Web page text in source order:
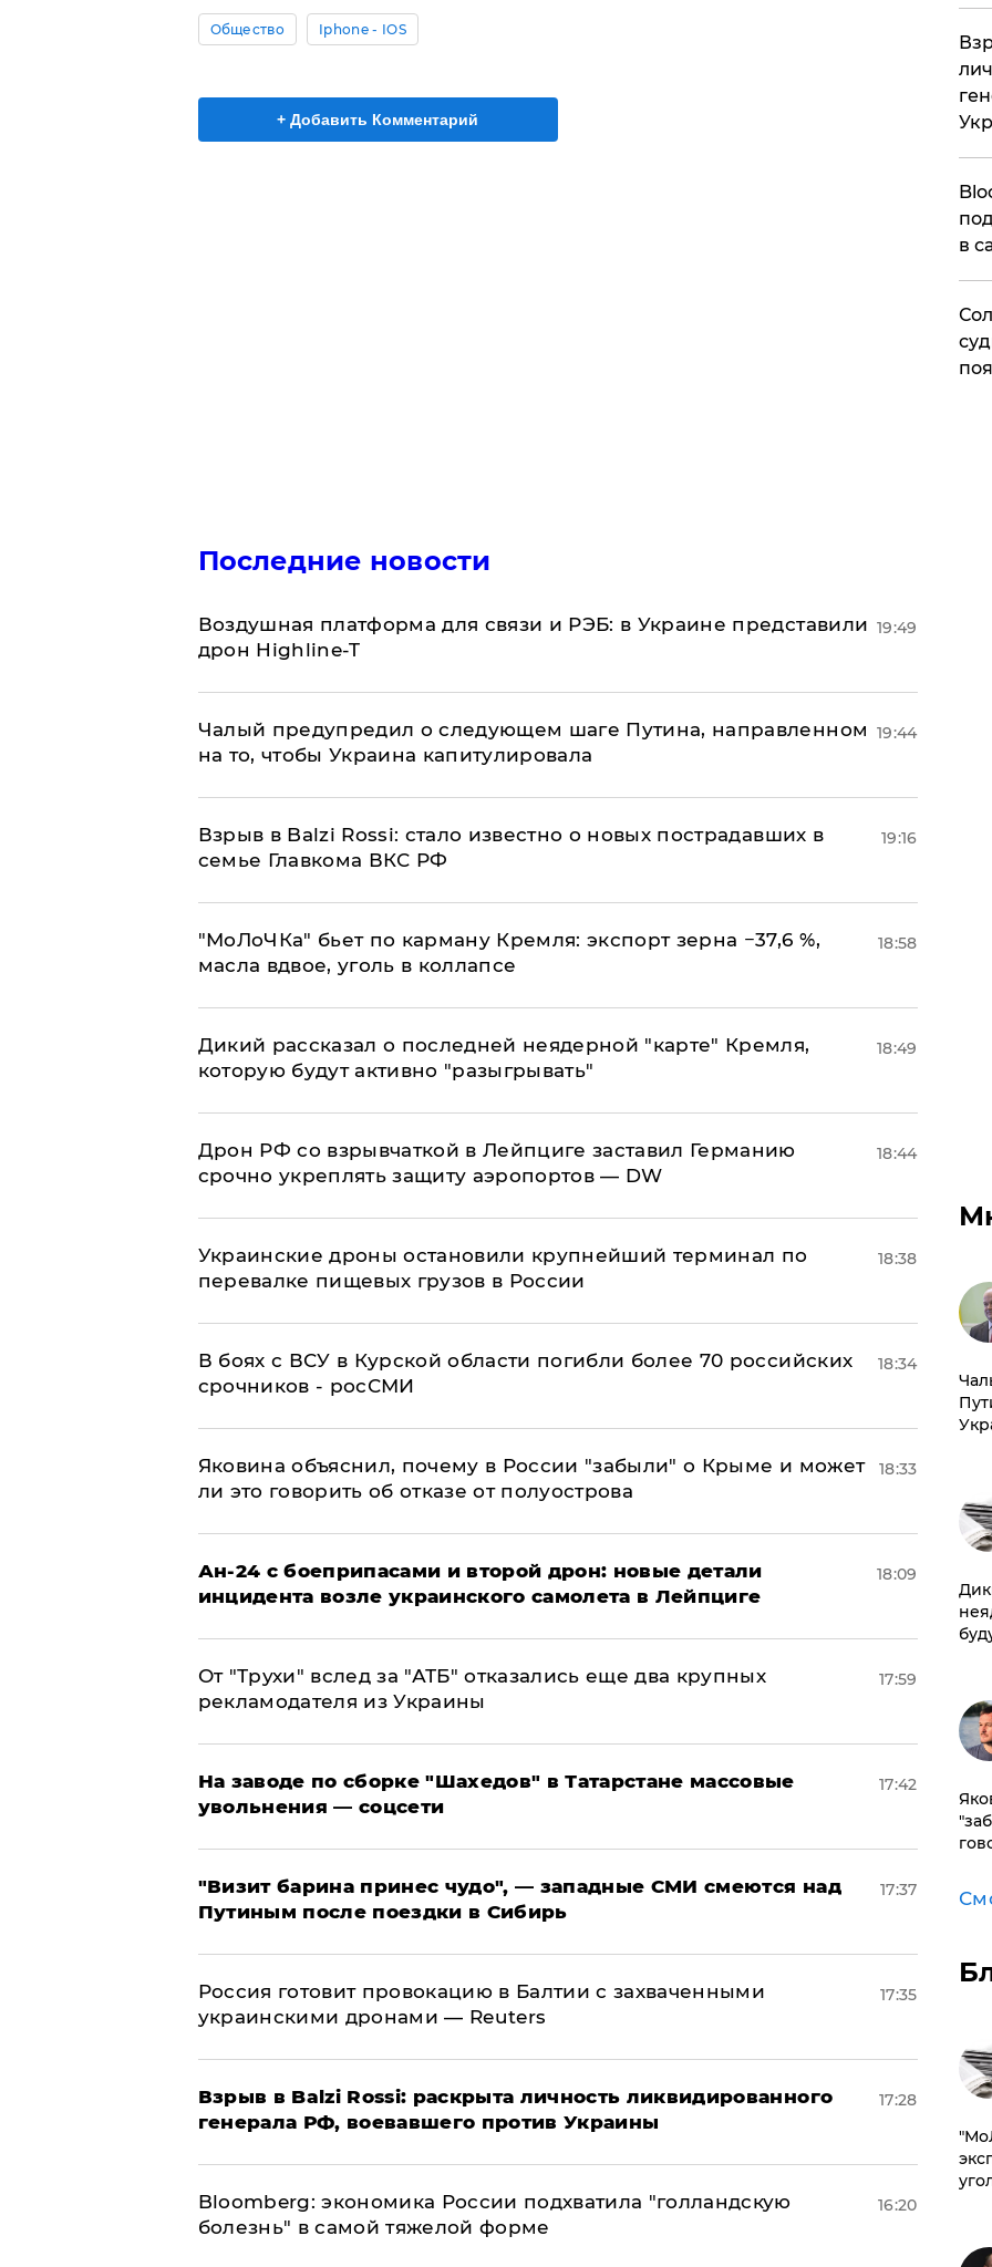
Общество Iphone - IOS
+ Добавить Комментарий
Последние новости
Воздушная платформа для связи и РЭБ: в Украине представили
дрон Highline-T
19:49
Чалый предупредил о следующем шаге Путина, направленном
на то, чтобы Украина капитулировала
19:44
Взрыв в Balzi Rossi: стало известно о новых пострадавших в
семье Главкома ВКС РФ
19:16
​"МоЛоЧКа" бьет по карману Кремля: экспорт зерна −37,6 %,
масла вдвое, уголь в коллапсе
18:58
Дикий рассказал о последней неядерной "карте" Кремля,
которую будут активно "разыгрывать"
18:49
​Дрон РФ со взрывчаткой в Лейпциге заставил Германию
срочно укреплять защиту аэропортов — DW
18:44
Украинские дроны остановили крупнейший терминал по
перевалке пищевых грузов в России
18:38
В боях с ВСУ в Курской области погибли более 70 российских
срочников - росСМИ
18:34
Яковина объяснил, почему в России "забыли" о Крыме и может
ли это говорить об отказе от полуострова
18:33
Ан-24 с боеприпасами и второй дрон: новые детали
инцидента возле украинского самолета в Лейпциге
18:09
От "Трухи" вслед за "АТБ" отказались еще два крупных
рекламодателя из Украины
17:59
На заводе по сборке "Шахедов" в Татарстане массовые
увольнения — соцсети
17:42
"Визит барина принес чудо", — западные СМИ смеются над
Путиным после поездки в Сибирь
17:37
​Россия готовит провокацию в Балтии с захваченными
украинскими дронами — Reuters
17:35
​Взрыв в Balzi Rossi: раскрыта личность ликвидированного
генерала РФ, воевавшего против Украины
17:28
Bloomberg: экономика России подхватила "голландскую
болезнь" в самой тяжелой форме
16:20
в